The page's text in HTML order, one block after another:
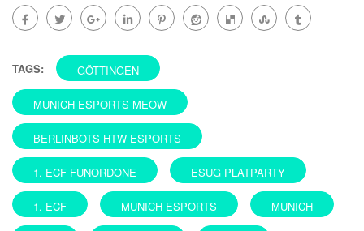
TAGS: GÖTTINGEN
MUNICH ESPORTS MEOW
BERLINBOTS HTW ESPORTS
1. ECF FUNORDONE ESUG PLATPARTY
1. ECF MUNICH ESPORTS MUNICH